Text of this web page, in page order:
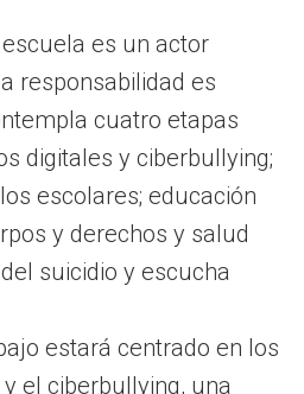
es un actor
responsabilidad es
cuatro etapas
digitales y ciberbullying;
escolares; educación
y derechos y salud
suicidio y escucha
estará centrado en los
el ciberbullying, una